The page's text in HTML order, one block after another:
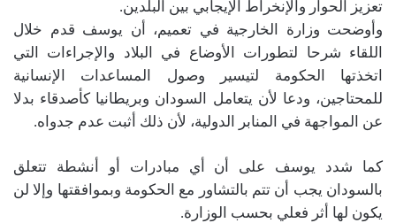
تعزيز الحوار والإنخراط الإيجابي بين البلدين.
وأوضحت وزارة الخارجية في تعميم، أن يوسف قدم خلال
اللقاء شرحا لتطورات الأوضاع في البلاد والإجراءات التي
اتخذتها الحكومة لتيسير وصول المساعدات الإنسانية
للمحتاجين، ودعا لأن يتعامل السودان وبريطانيا كأصدقاء بدلا
عن المواجهة في المنابر الدولية، لأن ذلك أثبت عدم جدواه.
كما شدد يوسف على أن أي مبادرات أو أنشطة تتعلق
بالسودان يجب أن تتم بالتشاور مع الحكومة وبموافقتها وإلا لن
يكون لها أثر فعلي بحسب الوزارة.